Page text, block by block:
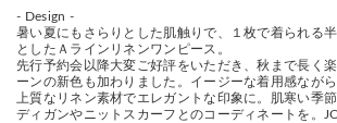
- Design -
暑い夏にもさらりとした肌触りで、１枚で着られる
としたＡラインリネンワンピース。
先行予約会以降大変ご好評をいただき、秋まで長く
ーンの新色も加わりました。イージーな着用感なが
上質なリネン素材でエレガントな印象に。肌寒い季
ディガンやニットスカーフとのコーディネートを。